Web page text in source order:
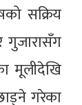
सक्रिय
गुजारासँग
मूलीदेखि
गरेका